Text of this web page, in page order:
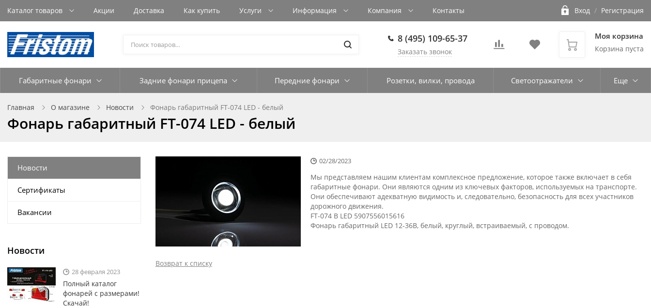
Каталог товаров Акции Доставка Как купить Услуги Информация Компания Контакты Вход / Регистрация
8 (495) 109-65-37
Заказать звонок
Моя корзина
Корзина пуста
Габаритные фонари Задние фонари прицепа Передние фонари Розетки, вилки, провода Светоотражатели Еще
Главная О магазине Новости Фoнарь габаритный FT-074 LED - белый
Фoнарь габаритный FT-074 LED - белый
02/28/2023
Мы представляем нашим клиентам комплексное предложение, которое также включает в себя
габаритные фонари. Они являются одним из ключевых факторов, используемых на транспорте.
Они обеспечивают адекватную видимость и, следовательно, безопасность для всех участников
дорожного движения.
FT-074 B LED 5907556015616
Фонарь габаритный LED 12-36В, белый, круглый, встраиваемый, с проводом.
Возврат к списку
Новости
Сертификаты
Вакансии
Новости
28 февраля 2023
Полный каталог
фонарей с размерами!
Скачай!